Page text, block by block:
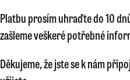
Platbu prosím uhraďte do 10
zašleme veškeré potřebné
Děkujeme, že jste se k nám